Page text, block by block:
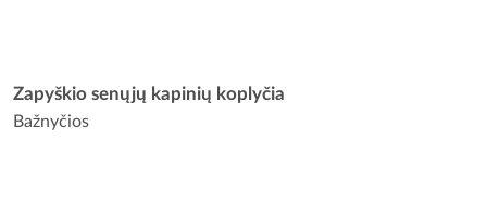
Zapyškio senųjų kapinių koplyčia
Bažnyčios